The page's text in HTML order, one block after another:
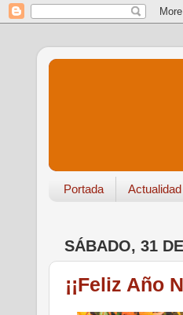
Portada Actualidad
SÁBADO, 31
¡¡Feliz Año